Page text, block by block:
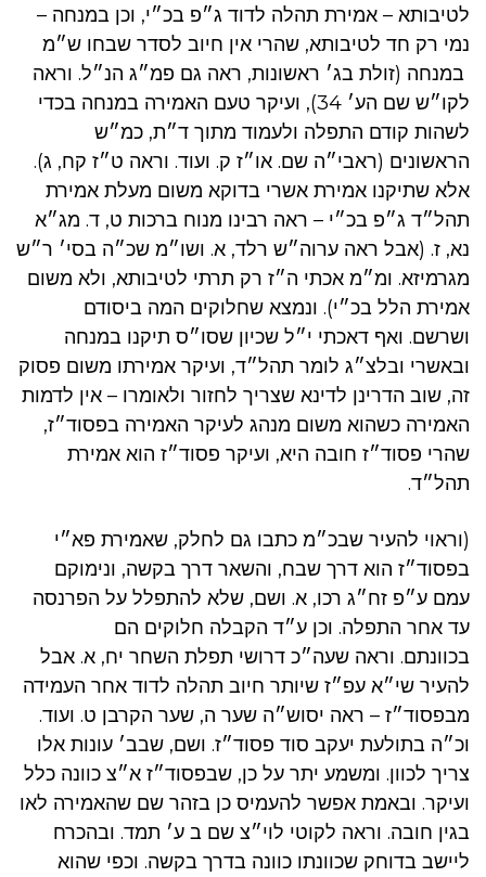
לטיבותא – אמירת תהלה לדוד ג״פ בכ״י, וכן במנחה –
נמי רק חד לטיבותא, שהרי אין חיוב לסדר שבחו ש״מ
במנחה (זולת בג׳ ראשונות, ראה גם פמ״ג הנ״ל. וראה
לקו״ש שם הע׳ 34), ועיקר טעם האמירה במנחה בכדי
לשהות קודם התפלה ולעמוד מתוך ד״ת, כמ״ש
הראשונים (ראבי״ה שם. או״ז ק. ועוד. וראה ט״ז קח, ג).
אלא שתיקנו אמירת אשרי בדוקא משום מעלת אמירת
תהל״ד ג״פ בכ״י – ראה רבינו מנוח ברכות ט, ד. מג״א
נא, ז. (אבל ראה ערוה״ש רלד, א. ושו״מ שכ״ה בסי׳ ר״ש
מגרמיזא. ומ״מ אכתי ה״ז רק תרתי לטיבותא, ולא משום
אמירת הלל בכ״י). ונמצא שחלוקים המה ביסודם
ושרשם. ואף דאכתי י״ל שכיון שסו״ס תיקנו במנחה
ובאשרי ובלצ״ג לומר תהל״ד, ועיקר אמירתו משום פסוק
זה, שוב הדרינן לדינא שצריך לחזור ולאומרו – אין לדמות
האמירה כשהוא משום מנהג לעיקר האמירה בפסוד״ז,
שהרי פסוד״ז חובה היא, ועיקר פסוד״ז הוא אמירת
תהל״ד.
(וראוי להעיר שבכ״מ כתבו גם לחלק, שאמירת פא״י
בפסוד״ז הוא דרך שבח, והשאר דרך בקשה, ונימוקם
עמם ע״פ זח״ג רכו, א. ושם, שלא להתפלל על הפרנסה
עד אחר התפלה. וכן ע״ד הקבלה חלוקים הם
בכוונתם. וראה שעה״כ דרושי תפלת השחר יח, א. אבל
להעיר שי״א עפ״ז שיותר חיוב תהלה לדוד אחר העמידה
מבפסוד״ז – ראה יסוש״ה שער ה, שער הקרבן ט. ועוד.
וכ״ה בתולעת יעקב סוד פסוד״ז. ושם, שבב׳ עונות אלו
צריך לכוון. ומשמע יתר על כן, שבפסוד״ז א״צ כוונה כלל
ועיקר. ובאמת אפשר להעמיס כן בזהר שם שהאמירה לאו
בגין חובה. וראה לקוטי לוי״צ שם ב ע׳ תמד. ובהכרח
ליישב בדוחק שכוונתו כוונה בדרך בקשה. וכפי שהוא